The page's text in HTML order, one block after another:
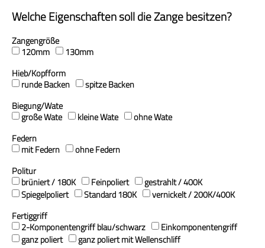
Welche Eigenschaften soll die Zange besitzen?
Zangengröße
120mm
130mm
Hieb/Kopfform
runde Backen
spitze Backen
Biegung/Wate
große Wate kleine Wate
ohne Wate
Federn
mit Federn
ohne Federn
Politur
brüniert / 180K Feinpoliert gestrahlt / 400K
Spiegelpoliert Standard 180K
vernickelt / 200K/400K
Fertiggriff
2-Komponentengriff blau/schwarz Einkomponentengriff
ganz poliert
ganz poliert mit Wellenschliff